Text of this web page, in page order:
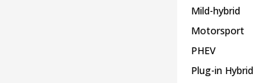
Mild-hybrid
Motorsport
PHEV
Plug-in Hybrid